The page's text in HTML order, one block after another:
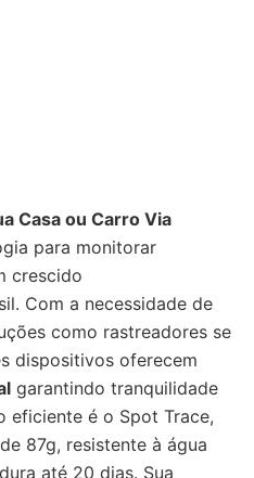
Casa ou Carro Via
para monitorar
crescido
Com a necessidade de
como rastreadores se
dispositivos oferecem
garantindo tranquilidade
eficiente é o Spot Trace,
87g, resistente à água
até 20 dias. Sua